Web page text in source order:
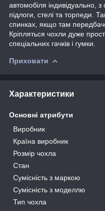
автомобіля індивідуально,
підлоги, стелі та торпеди.
спинках, якщо там
Кріпляться чохли дуже
спеціальних гачків і гумки.
Приховати
Характеристики
Основні атрибути
Виробник
Країна виробник
Розмір чохла
Стан
Сумісність з маркою
Сумісність з моделлю
Тип чохла